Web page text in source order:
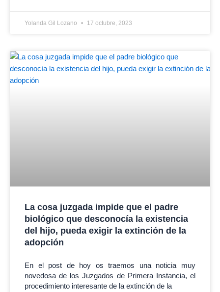
Yolanda Gil Lozano 17 octubre, 2023
La cosa juzgada impide que el padre
biológico que desconocía la existencia
del hijo, pueda exigir la extinción de la
adopción
En el post de hoy os traemos una noticia muy
novedosa de los Juzgados de Primera Instancia, el
procedimiento interesante de la extinción de la